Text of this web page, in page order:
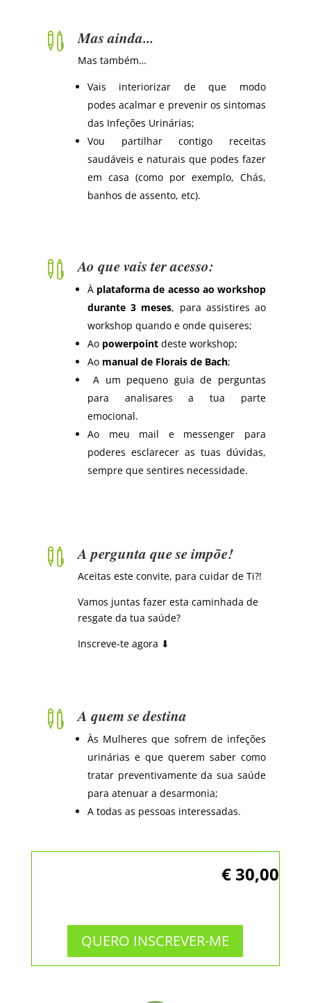
 Mas ainda...
Mas também…
Vais interiorizar de que modo
podes acalmar e prevenir os sintomas
das Infeções Urinárias;
Vou partilhar contigo receitas
saudáveis e naturais que podes fazer
em casa (como por exemplo, Chás,
banhos de assento, etc).
 Ao que vais ter acesso:
À plataforma de acesso ao workshop
durante 3 meses, para assistires ao
workshop quando e onde quiseres;
Ao powerpointdeste workshop;
Ao manual de Florais de Bach;
A um pequeno guia de perguntas
para analisares a tua parte
emocional.
Ao meu mail e messenger para
poderes esclarecer as tuas dúvidas,
sempre que sentires necessidade.
 A pergunta que se impõe!
Aceitas este convite, para cuidar de Ti?!
Vamos juntas fazer esta caminhada de
resgate da tua saúde?
Inscreve-te agora ⬇
 A quem se destina
Às Mulheres que sofrem de infeções
urinárias e que querem saber como
tratar preventivamente da sua saúde
para atenuar a desarmonia;
A todas as pessoas interessadas.
€ 30,00
QUERO INSCREVER-ME